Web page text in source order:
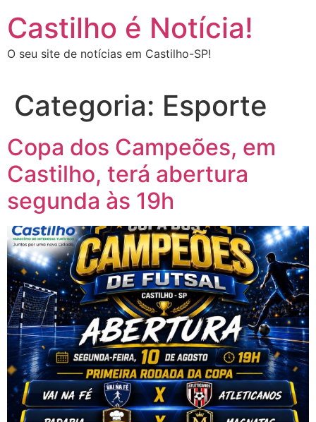
Castilho é Notícia!
O seu site de notícias em Castilho-SP!
Categoria: Esporte
Copa dos Campeões, em
Castilho, terá abertura
segunda às 19h